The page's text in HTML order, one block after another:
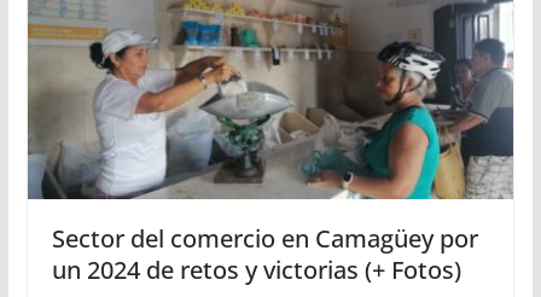
Sector del comercio en Camagüey por
un 2024 de retos y victorias (+ Fotos)